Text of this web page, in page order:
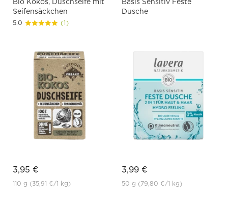
Seifensäckchen
5.0 (1)
3,95 €
110 g (35,91 €/1 kg)
Dusche
3,99 €
50 g (79,80 €/1 kg)